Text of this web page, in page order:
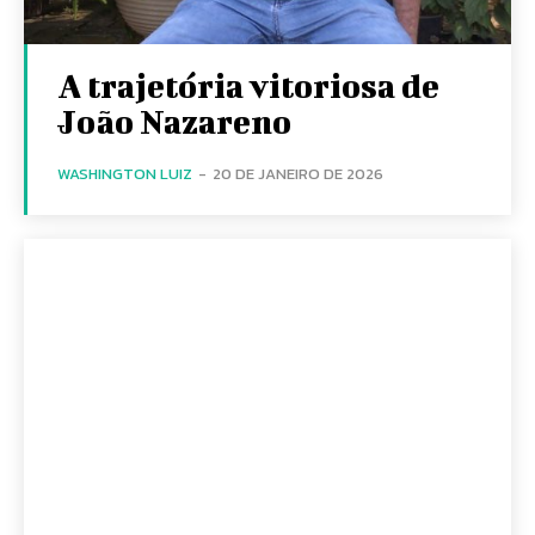
A trajetória vitoriosa de
João Nazareno
WASHINGTON LUIZ - 20 DE JANEIRO DE 2026